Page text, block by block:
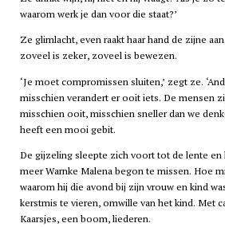
waarom werk je dan voor die staat?’
Ze glimlacht, even raakt haar hand de zijne
zoveel is zeker, zoveel is bewezen.
‘Je moet compromissen sluiten,’ zegt ze.
misschien verandert er ooit iets. De mensen
misschien ooit, misschien sneller dan we
heeft een mooi gebit.
De gijzeling sleepte zich voort tot de lente
meer Warnke Malena begon te missen. Hoe
waarom hij die avond bij zijn vrouw en kind
kerstmis te vieren, omwille van het kind. Met
Kaarsjes, een boom, liederen.